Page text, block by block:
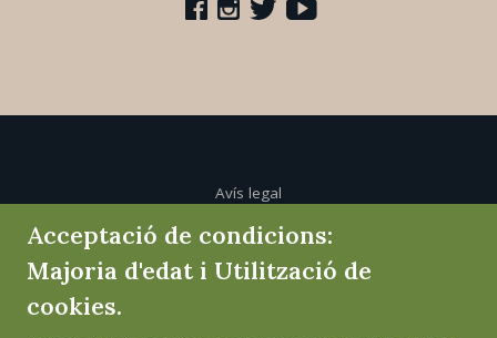
Avís legal
Política de cookies
Acceptació de condicions:
Majoria d'edat i Utilització de
cookies.